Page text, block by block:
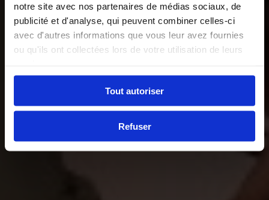
notre site avec nos partenaires de médias sociaux, de
publicité et d'analyse, qui peuvent combiner celles-ci
avec d'autres informations que vous leur avez fournies
ou qu'ils ont collectées lors de votre utilisation de leurs
Tout autoriser
Refuser